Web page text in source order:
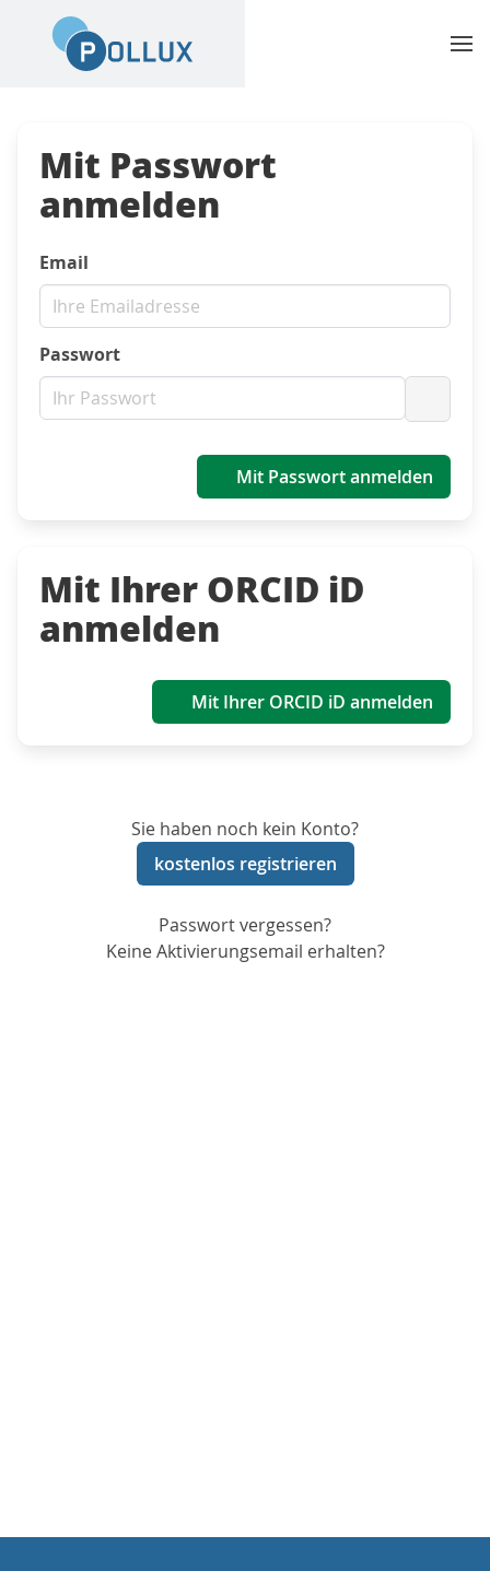
Mit Passwort
anmelden
Email
Passwort
Mit Passwort anmelden
Mit Ihrer ORCID iD
anmelden
Mit Ihrer ORCID iD anmelden
Sie haben noch kein Konto?
kostenlos registrieren
Passwort vergessen?
Keine Aktivierungsemail erhalten?